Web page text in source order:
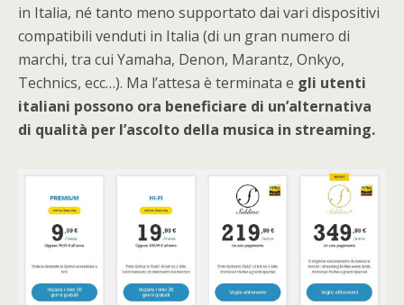
in Italia, né tanto meno supportato dai vari dispositivi
compatibili venduti in Italia (di un gran numero di
marchi, tra cui Yamaha, Denon, Marantz, Onkyo,
Technics, ecc…). Ma l’attesa è terminata e gli utenti
italiani possono ora beneficiare di un’alternativa
di qualità per l’ascolto della musica in streaming.